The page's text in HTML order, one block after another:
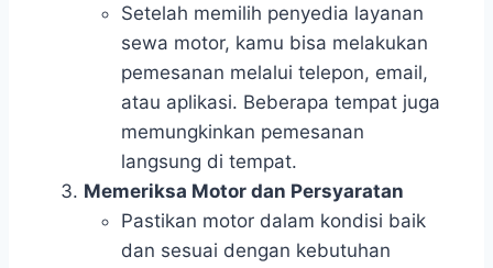
Setelah memilih penyedia layanan
sewa motor, kamu bisa melakukan
pemesanan melalui telepon, email,
atau aplikasi. Beberapa tempat juga
memungkinkan pemesanan
langsung di tempat.
Memeriksa Motor dan Persyaratan
Pastikan motor dalam kondisi baik
dan sesuai dengan kebutuhan